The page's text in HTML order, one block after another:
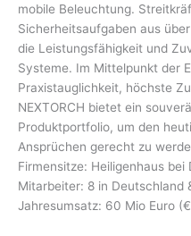
mobile Beleuchtung.
Sicherheitsaufgaben aus
die Leistungsfähigkeit und
Systeme. Im Mittelpunkt der
Praxistauglichkeit, höchste
NEXTORCH bietet ein
Produktportfolio, um den
Ansprüchen gerecht zu
Firmensitze: Heiligenhaus bei
Mitarbeiter: 8 in Deutschland
Jahresumsatz: 60 Mio Euro